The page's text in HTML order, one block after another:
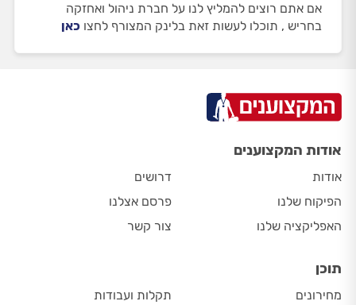
אם אתם רוצים להמליץ לנו על חברת ניהול ואחזקה
בחריש , תוכלו לעשות זאת בלינק המצורף לחצו כאן
אודות המקצוענים
אודות
הפיקוח שלנו
האפליקציה שלנו
דרושים
פרסם אצלנו
צור קשר
תוכן
מחירונים
תקלות ועבודות